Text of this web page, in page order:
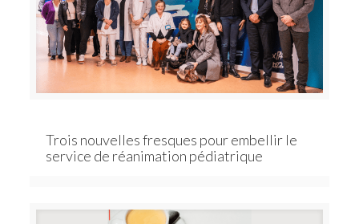
Trois nouvelles fresques pour embellir le
service de réanimation pédiatrique